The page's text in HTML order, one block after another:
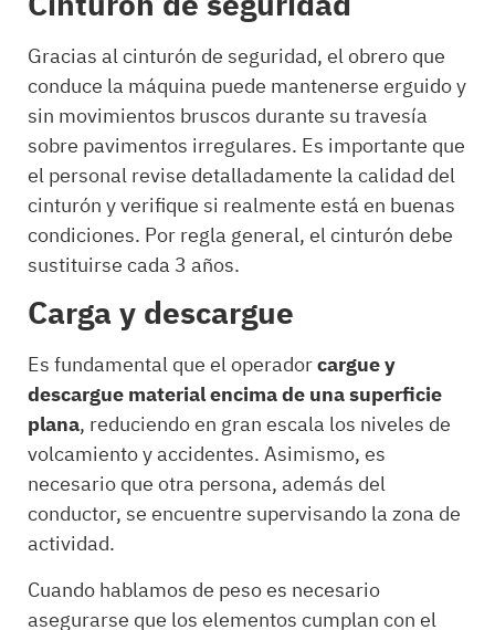
Gracias al cinturón de seguridad, el obrero que
conduce la máquina puede mantenerse erguido y
sin movimientos bruscos durante su travesía
sobre pavimentos irregulares. Es importante que
el personal revise detalladamente la calidad del
cinturón y verifique si realmente está en buenas
condiciones. Por regla general, el cinturón debe
sustituirse cada 3 años.
Carga y descargue
Es fundamental que el operadorcargue y
descargue material encima de una superficie
plana, reduciendo en gran escala los niveles de
volcamiento y accidentes. Asimismo, es
necesario que otra persona, además del
conductor, se encuentre supervisando la zona de
actividad.
Cuando hablamos de peso es necesario
asegurarse que los elementos cumplan con el